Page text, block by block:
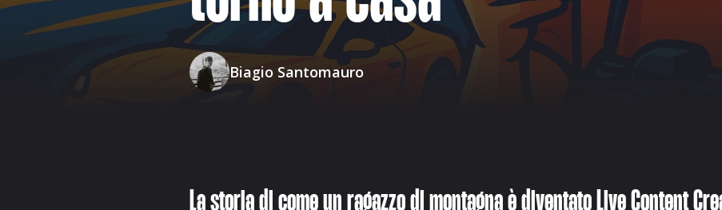
Biagio Santomauro
La storia di come un ragazzo di montagna è diventato Live Content